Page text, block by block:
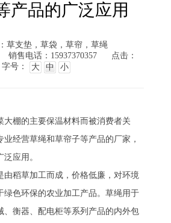
产品的广泛应用
草支垫，草袋，草帘，草绳
销售电话：15937370357
点击：
字号：
大 中 小
大棚的主要保温材料而被消费者关
经营草绳和草帘子等产品的厂家，
应用。
由稻草加工而成，价格低廉，对环境
绿色环保的农业加工产品。草绳用于
、衡器、配电柜等系列产品的内外包